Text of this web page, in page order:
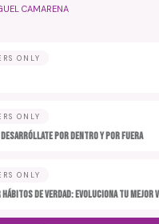
CAMARENA
ONLY
ONLY
desarróllate por dentro y por fuera
ONLY
hábitos de verdad: evoluciona tu mejor